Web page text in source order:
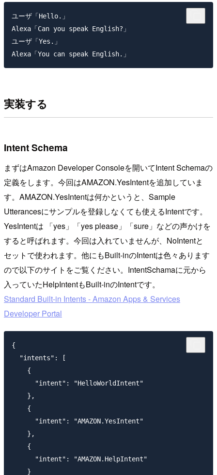
ユーザ「Hello.」
Alexa「Can you speak English?」
ユーザ「Yes.」
Alexa「You can speak English.」
実装する
Intent Schema
まずはAmazon Developer Consoleを開いてIntent Schemaの
定義をします。今回はAMAZON.YesIntentを追加していま
す。AMAZON.YesIntentは何かというと、Sample
Utterancesにサンプルを登録しなくても使えるIntentです。
YesIntentは 「yes」「yes please」「sure」などの声かけを
すると呼ばれます。今回は入れていませんが、NoIntentと
セットで使われます。他にもBuilt-inのIntentは色々あります
ので以下のサイトをご覧ください。IntentSchamaに元から
入っていたHelpIntentもBuilt-inのIntentです。
Standard Built-in Intents - Amazon Apps & Services
Developer Portal
{
  "intents": [
    {
      "intent": "HelloWorldIntent"
    },
    {
      "intent": "AMAZON.YesIntent"
    },
    {
      "intent": "AMAZON.HelpIntent"
    }